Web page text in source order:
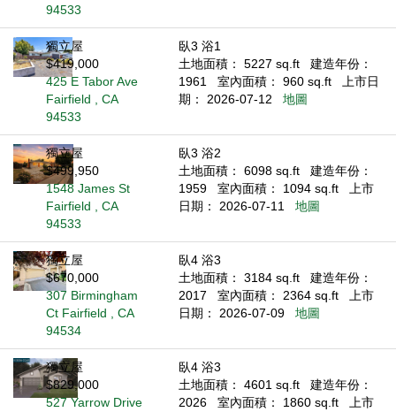
94533
獨立屋
$419,000
425 E Tabor Ave
Fairfield , CA
94533
臥3 浴1
土地面積： 5227 sq.ft
建造年份：
1961
室內面積： 960 sq.ft
上市日
期： 2026-07-12
地圖
獨立屋
$499,950
1548 James St
Fairfield , CA
94533
臥3 浴2
土地面積： 6098 sq.ft
建造年份：
1959
室內面積： 1094 sq.ft
上市
日期： 2026-07-11
地圖
獨立屋
$670,000
307 Birmingham
Ct Fairfield , CA
94534
臥4 浴3
土地面積： 3184 sq.ft
建造年份：
2017
室內面積： 2364 sq.ft
上市
日期： 2026-07-09
地圖
獨立屋
$829,000
527 Yarrow Drive
臥4 浴3
土地面積： 4601 sq.ft
建造年份：
2026
室內面積： 1860 sq.ft
上市